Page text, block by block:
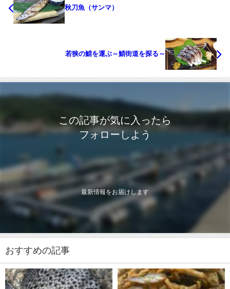
秋刀魚（サンマ）
若狭の鯖を運ぶ～鯖街道を探る～
この記事が気に入ったら
フォローしよう
最新情報をお届けします
おすすめの記事